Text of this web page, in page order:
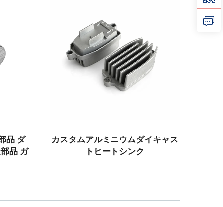
ガ
カスタムアルミニウムダイキャス
トヒートシンク